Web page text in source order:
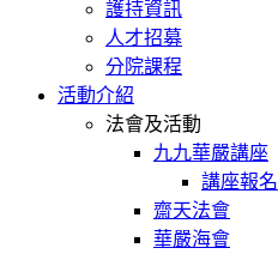
護持資訊
人才招募
分院課程
活動介紹
法會及活動
九九華嚴講座
講座報名
齋天法會
華嚴海會